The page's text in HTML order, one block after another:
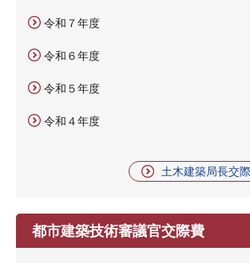
令和７年度
令和６年度
令和５年度
令和４年度
土木建築局長交
都市建築技術審議官交際費